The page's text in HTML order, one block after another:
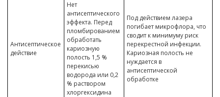
Антисептическое
действие
Нет
антисептического
эффекта. Перед
пломбированием
обработать
кариозную
полость 1,5 %
перекисью
водорода или 0,2
% раствором
хлоргексидина
Под действием лазера
погибает микрофлора, что
сводит к минимуму риск
перекрестной инфекции.
Кариозная полость не
нуждается в
антисептической
обработке